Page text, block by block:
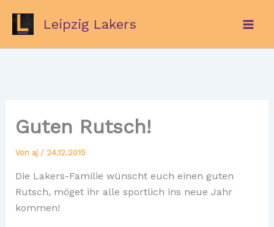
springen
Leipzig Lakers
Guten Rutsch!
Von aj / 24.12.2015
Die Lakers-Familie wünscht euch einen guten
Rutsch, möget ihr alle sportlich ins neue Jahr
kommen!